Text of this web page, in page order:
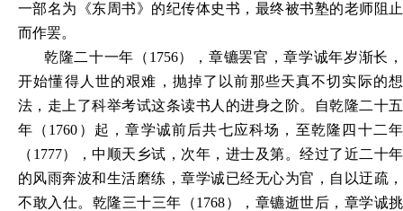
一部名为《东周书》的纪传体史书，最终被书塾的老师阻止
而作罢。
乾隆二十一年（1756），章镳罢官，章学诚年岁渐长，
开始懂得人世的艰难，抛掉了以前那些天真不切实际的想
法，走上了科举考试这条读书人的进身之阶。自乾隆二十五
年（1760）起，章学诚前后共七应科场，至乾隆四十二年
（1777），中顺天乡试，次年，进士及第。经过了近二十年
的风雨奔波和生活磨练，章学诚已经无心为官，自以迂疏，
不敢入仕。乾隆三十三年（1768），章镳逝世后，章学诚挑